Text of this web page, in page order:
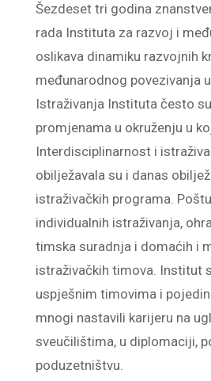
Šezdeset tri godina
rada Instituta za razvoj i
oslikava dinamiku razvojnih
međunarodnog povezivanja
Istraživanja Instituta često
promjenama u okruženju u
Interdisciplinarnost i
obilježavala su i danas
istraživačkih programa.
individualnih istraživanja,
timska suradnja i domaćih i
istraživačkih timova. Institut
uspješnim timovima i
mnogi nastavili karijeru na
sveučilištima, u diplomaciji,
poduzetništvu.